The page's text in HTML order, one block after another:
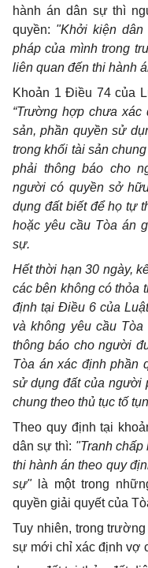
hành án dân sự thì
quyền: "Khởi kiện
pháp của mình trong
liên quan đến thi hành
Khoản 1 Điều 74 của
“Trường hợp chưa
sản, phần quyền sử
trong khối tài sản
phải thông báo cho
người có quyền sở
dụng đất biết để họ tự
hoặc yêu cầu Tòa án
sự.
Hết thời hạn 30 ngày,
các bên không có thỏa
định tại Điều 6 của
và không yêu cầu
thông báo cho người
Tòa án xác định phần
sử dụng đất của người
chung theo thủ tục tố
Theo quy định tại
dân sự thì: "Tranh
thi hành án theo quy
sự"là một trong
quyền giải quyết của
Tuy nhiên, trong
sự mới chỉ xác định vợ